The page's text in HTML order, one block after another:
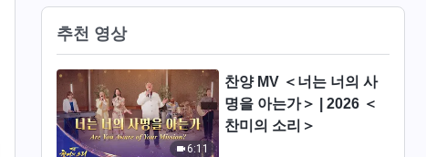
5:44
매일의 하나님 말씀 ― 생명 진
입 | 발췌문 396
추천 영상
6:11
찬양 MV ＜너는 너의 사
명을 아는가＞ | 2026 ＜
찬미의 소리＞